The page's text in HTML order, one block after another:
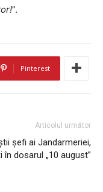
”.
Pinterest
Articolul următor
șefi ai Jandarmeriei,
în dosarul „10 august”